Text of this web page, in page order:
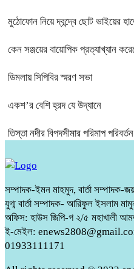
মুঠোফোন নিয়ে দ্বন্দ্বে ছোট ভাইয়ের
কেন সঞ্জয়ের বায়োপিক প্রত্যাখ্যান
ডিমলায় সিপিবির স্মরণ সভা
একশ’র বেশি হ্রদ যে উদ্যানে
তিস্তা নদীর বিপদসীমার পরিমাপ পরিবর্তন
সম্পাদক-ইমন মাহমুদ, বার্তা সম্পাদক-
যুগ্ম বার্তা সম্পাদক- আরিফুল ইসলাম
অফিস: হাউস জিপি-গ ২/৫ মহাখালী
ই-মেইল:
01933111171